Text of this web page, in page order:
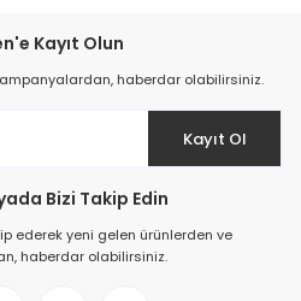
Kayıt Olun
haberdar olabilirsiniz.
Kayıt Ol
Bizi Takip Edin
ederek yeni gelen ürünlerden ve
haberdar olabilirsiniz.